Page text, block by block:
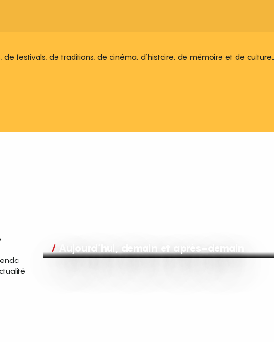
de festivals, de traditions, de cinéma, d’histoire, de mémoire et de culture…
aux favoris
Aujourd’hui, demain et après-demain